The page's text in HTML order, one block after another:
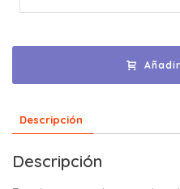
Descripción
Descripción